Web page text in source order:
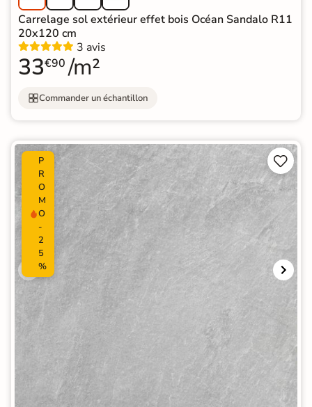
Carrelage sol extérieur effet bois Océan Sandalo R11
20x120 cm
3 avis
33€90 /m²
Commander un échantillon
P
R
O
M
O
-
2
5
%

